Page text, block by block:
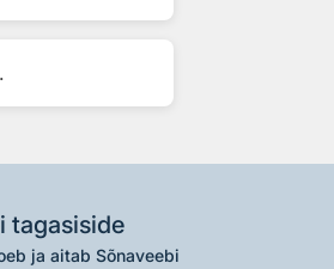
tagasiside
ja aitab Sõnaveebi